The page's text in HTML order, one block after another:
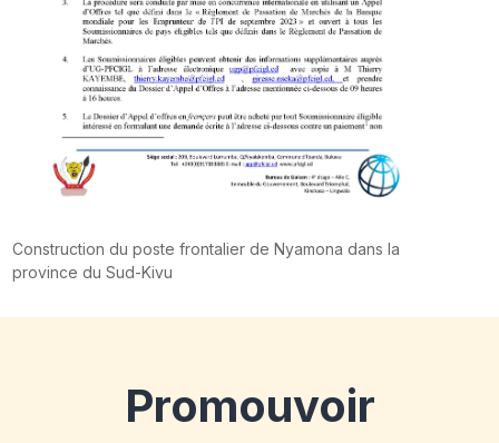
Construction du poste frontalier de Nyamona dans la
province du Sud-Kivu
Promouvoir